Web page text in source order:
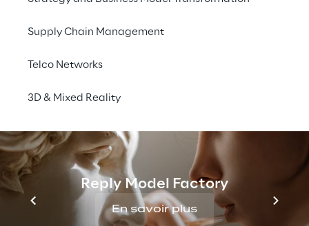
Supply Chain Management
Telco Networks
3D & Mixed Reality
Reply Model Factory
En savoir plus
Automatisez les processus de votre entreprise
Créez des expériences
hybrides
Donnez la priorité à vos employés, créez des
interactions et impliquez les personnes.